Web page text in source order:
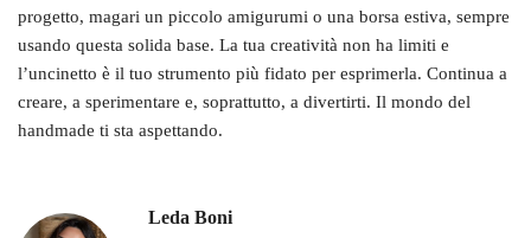
progetto, magari un piccolo amigurumi o una borsa estiva, sempre
usando questa solida base. La tua creatività non ha limiti e
l’uncinetto è il tuo strumento più fidato per esprimerla. Continua a
creare, a sperimentare e, soprattutto, a divertirti. Il mondo del
handmade ti sta aspettando.
Leda Boni